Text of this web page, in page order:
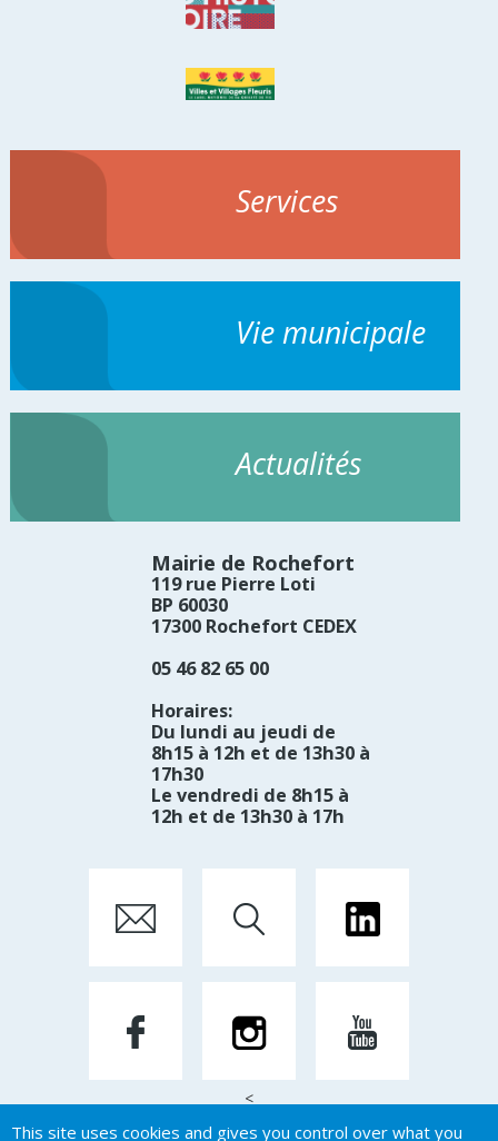
Services
Vie municipale
Actualités
Mairie de Rochefort
119 rue Pierre Loti
BP 60030
17300 Rochefort CEDEX
05 46 82 65 00
Horaires:
Du lundi au jeudi de
8h15 à 12h et de 13h30 à
17h30
Le vendredi de 8h15 à
12h et de 13h30 à 17h
<
This site uses cookies and gives you control over what you